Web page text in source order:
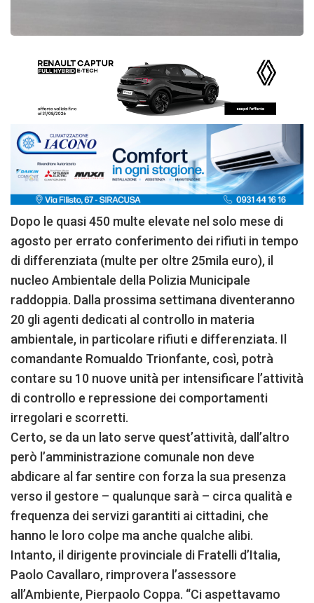
Dopo le quasi 450 multe elevate nel solo mese di
agosto per errato conferimento dei rifiuti in tempo
di differenziata (multe per oltre 25mila euro), il
nucleo Ambientale della Polizia Municipale
raddoppia. Dalla prossima settimana diventeranno
20 gli agenti dedicati al controllo in materia
ambientale, in particolare rifiuti e differenziata. Il
comandante Romualdo Trionfante, così, potrà
contare su 10 nuove unità per intensificare l’attività
di controllo e repressione dei comportamenti
irregolari e scorretti.
Certo, se da un lato serve quest’attività, dall’altro
però l’amministrazione comunale non deve
abdicare al far sentire con forza la sua presenza
verso il gestore – qualunque sarà – circa qualità e
frequenza dei servizi garantiti ai cittadini, che
hanno le loro colpe ma anche qualche alibi.
Intanto, il dirigente provinciale di Fratelli d’Italia,
Paolo Cavallaro, rimprovera l’assessore
all’Ambiente, Pierpaolo Coppa. “Ci aspettavamo